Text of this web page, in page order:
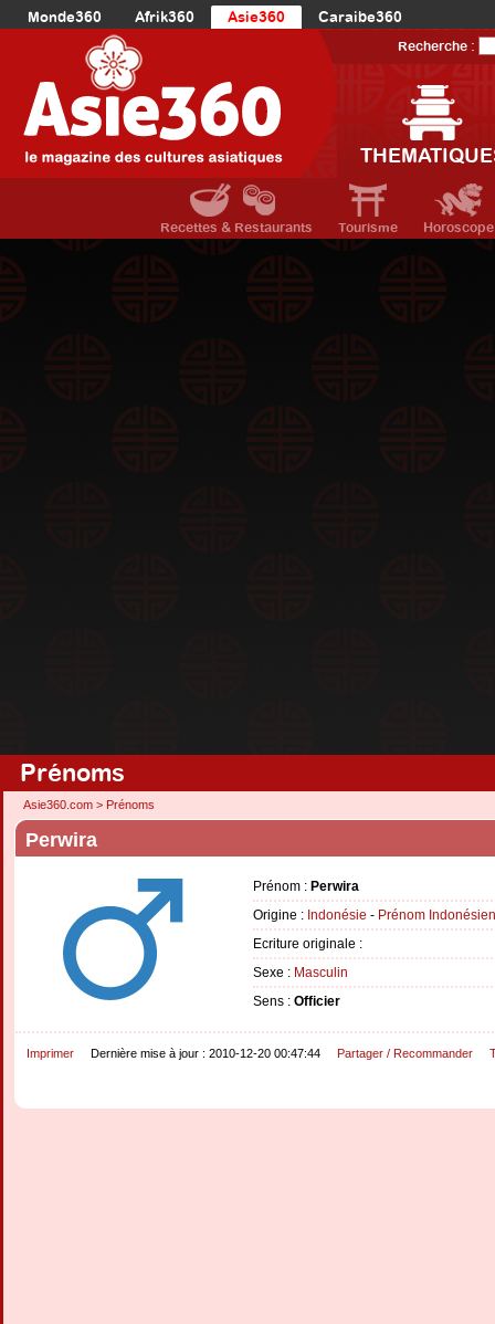
Monde360 Afrik360 Asie360
Caraibe360
Europe360
AmériqueDuNord360
Océanie360
Recherche :
Recettes & Restaurants Tourisme Horoscope
Prénoms
Asie360.com > Prénoms
Perwira
Prénom : Perwira
Origine : Indonésie - Prénom Indonésien
Ecriture originale :
Sexe : Masculin
Sens : Officier
Imprimer Dernière mise à jour : 2010-12-20 00:47:44 Partager / Recommander